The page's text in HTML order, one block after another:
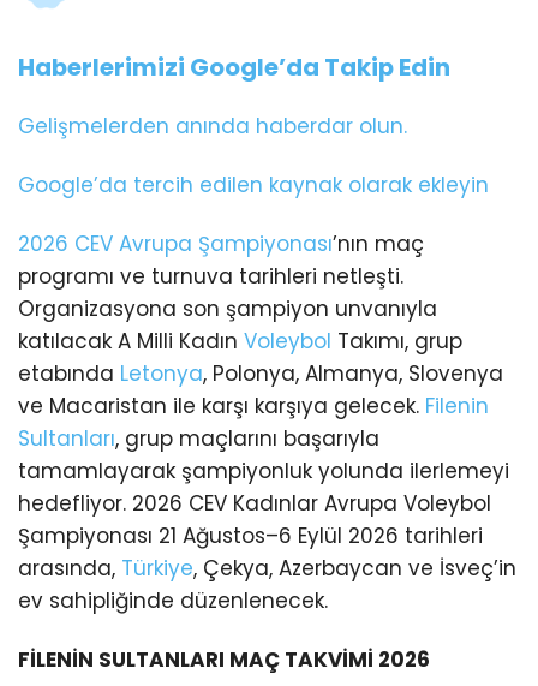
Haberlerimizi Google’da Takip Edin
Gelişmelerden anında haberdar olun.
Google’da tercih edilen kaynak olarak ekleyin
2026 CEV Avrupa Şampiyonası’nın maç
programı ve turnuva tarihleri netleşti.
Organizasyona son şampiyon unvanıyla
katılacak A Milli Kadın Voleybol Takımı, grup
etabında Letonya, Polonya, Almanya, Slovenya
ve Macaristan ile karşı karşıya gelecek. Filenin
Sultanları, grup maçlarını başarıyla
tamamlayarak şampiyonluk yolunda ilerlemeyi
hedefliyor. 2026 CEV Kadınlar Avrupa Voleybol
Şampiyonası 21 Ağustos–6 Eylül 2026 tarihleri
arasında, Türkiye, Çekya, Azerbaycan ve İsveç’in
ev sahipliğinde düzenlenecek.
FİLENİN SULTANLARI MAÇ TAKVİMİ 2026